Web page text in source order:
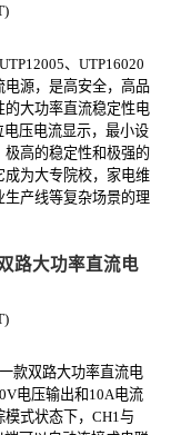
、UTP16020
电源，是高安全，高品
的大功率直流稳定性电
电压电流显示，最小设
极高的稳定性和极强的
成为大专院校，家电维
生产线等复杂场景的理
路大功率直流电
款双路大功率直流电
电压输出和10A电流
模式状态下，CH1与